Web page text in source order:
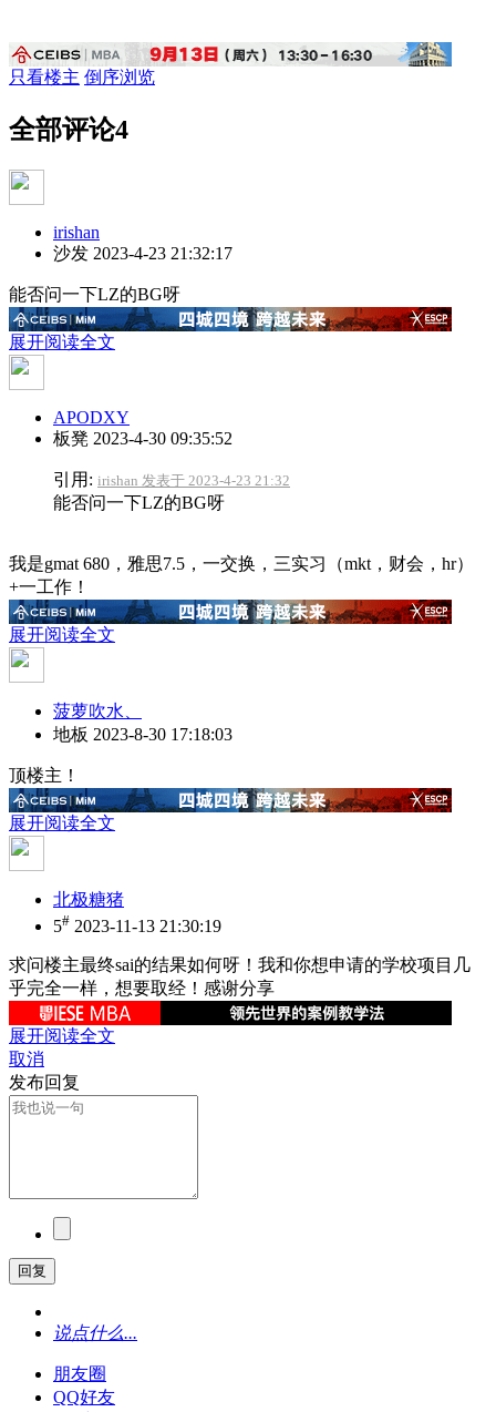
只看楼主 倒序浏览
全部评论4
irishan
沙发 2023-4-23 21:32:17
能否问一下LZ的BG呀
展开阅读全文
APODXY
板凳 2023-4-30 09:35:52
引用: irishan 发表于 2023-4-23 21:32
能否问一下LZ的BG呀
我是gmat 680，雅思7.5，一交换，三实习（mkt，财会，hr）
+一工作！
展开阅读全文
菠萝吹水、
地板 2023-8-30 17:18:03
顶楼主！
展开阅读全文
北极糖猪
5# 2023-11-13 21:30:19
求问楼主最终sai的结果如何呀！我和你想申请的学校项目几
乎完全一样，想要取经！感谢分享
展开阅读全文
取消
发布回复
回复
说点什么...
朋友圈
QQ好友